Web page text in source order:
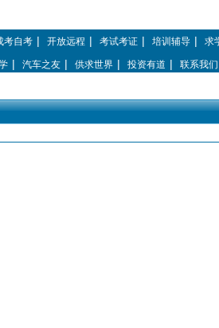
您的光临
考自考 | 开放远程 | 考试考证 | 培训辅导 | 求
| 汽车之友 | 供求世界 | 投资有道 | 联系我们